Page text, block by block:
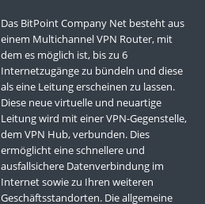
Das BitPoint Company Net besteht aus
einem Multichannel VPN Router, mit
dem es möglich ist, bis zu 6
Internetzugänge zu bündeln und diese
als eine Leitung erscheinen zu lassen.
Diese neue virtuelle und neuartige
Leitung wird mit einer VPN-Gegenstelle,
dem VPN Hub, verbunden. Dies
ermöglicht eine schnellere und
ausfallsichere Datenverbindung im
Internet sowie zu Ihren weiteren
Geschäftsstandorten. Die allgemeine